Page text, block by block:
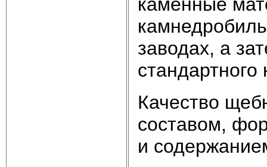
заводах, а
Качество
составом,
и